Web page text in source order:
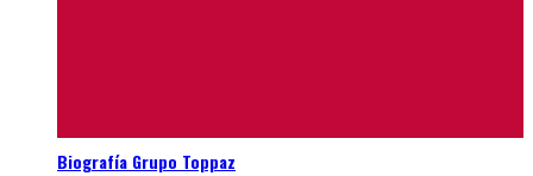
Biografía Grupo Toppaz